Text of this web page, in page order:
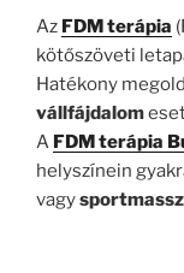
Az FDM terápia
kötőszöveti
Hatékony
vállfájdalom
A FDM terápia
helyszínein
vagy